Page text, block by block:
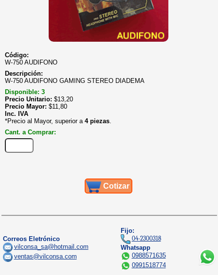
Código:
W-750 AUDIFONO
Descripción:
W-750 AUDIFONO GAMING STEREO DIADEMA
Disponible: 3
Precio Unitario: $13,20
Precio Mayor: $11,80
Inc. IVA
*Precio al Mayor, superior a 4 piezas
Cant. a Comprar:
Cotizar
Correos Eletrónico
vilconsa_sa@hotmail.com
ventas@vilconsa.com
Fijo:
04-2300318
Whatsapp
0988571635
0991518774